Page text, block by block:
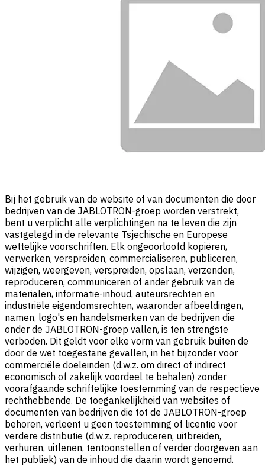
Bij het gebruik van de website of van documenten die door
bedrijven van de JABLOTRON-groep worden verstrekt,
bent u verplicht alle verplichtingen na te leven die zijn
vastgelegd in de relevante Tsjechische en Europese
wettelijke voorschriften. Elk ongeoorloofd kopiëren,
verwerken, verspreiden, commercialiseren, publiceren,
wijzigen, weergeven, verspreiden, opslaan, verzenden,
reproduceren, communiceren of ander gebruik van de
materialen, informatie-inhoud, auteursrechten en
industriële eigendomsrechten, waaronder afbeeldingen,
namen, logo's en handelsmerken van de bedrijven die
onder de JABLOTRON-groep vallen, is ten strengste
verboden. Dit geldt voor elke vorm van gebruik buiten de
door de wet toegestane gevallen, in het bijzonder voor
commerciële doeleinden (d.w.z. om direct of indirect
economisch of zakelijk voordeel te behalen) zonder
voorafgaande schriftelijke toestemming van de respectieve
rechthebbende. De toegankelijkheid van websites of
documenten van bedrijven die tot de JABLOTRON-groep
behoren, verleent u geen toestemming of licentie voor
verdere distributie (d.w.z. reproduceren, uitbreiden,
verhuren, uitlenen, tentoonstellen of verder doorgeven aan
het publiek) van de inhoud die daarin wordt genoemd.